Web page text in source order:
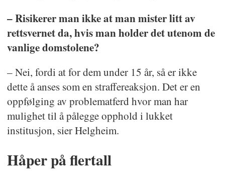
– Risikerer man ikke at man mister litt av
rettsvernet da, hvis man holder det utenom de
vanlige domstolene?
– Nei, fordi at for dem under 15 år, så er ikke
dette å anses som en straffereaksjon. Det er en
oppfølging av problematferd hvor man har
mulighet til å pålegge opphold i lukket
institusjon, sier Helgheim.
Håper på flertall